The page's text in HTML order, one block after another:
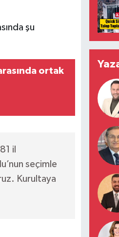
şu
ortak
il
seçimle
Kurultaya